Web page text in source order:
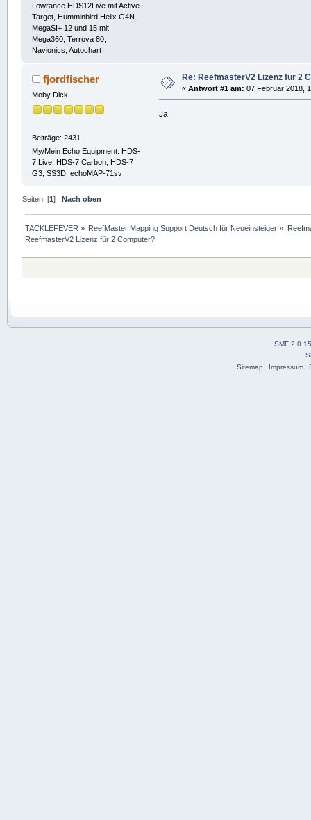
Lowrance HDS12Live mit Active
Target, Humminbird Helix G4N
MegaSI+ 12 und 15 mit
Mega360, Terrova 80,
Navionics, Autochart
fjordfischer
Moby Dick
Beiträge: 2431
My/Mein Echo Equipment: HDS-
7 Live, HDS-7 Carbon, HDS-7
G3, SS3D, echoMAP-71sv
Re: ReefmasterV2 Lizenz für 2
« Antwort #1 am: 07 Februar 2018,
Ja
Seiten: [1]Nach oben
TACKLEFEVER » ReefMaster Mapping Support Deutsch für Neueinsteiger »
ReefmasterV2 Lizenz für 2 Computer?
SMF 2.0.15
Sitemap
Impressum